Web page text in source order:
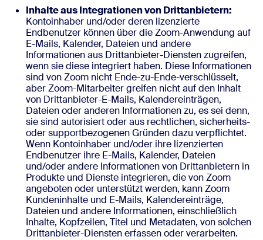
Inhalte aus Integrationen von Drittanbietern:
Kontoinhaber und/oder deren lizenzierte
Endbenutzer können über die Zoom-Anwendung auf
E-Mails, Kalender, Dateien und andere
Informationen aus Drittanbieter-Diensten zugreifen,
wenn sie diese integriert haben. Diese Informationen
sind von Zoom nicht Ende-zu-Ende-verschlüsselt,
aber Zoom-Mitarbeiter greifen nicht auf den Inhalt
von Drittanbieter-E-Mails, Kalendereinträgen,
Dateien oder anderen Informationen zu, es sei denn,
sie sind autorisiert oder aus rechtlichen, sicherheits-
oder supportbezogenen Gründen dazu verpflichtet.
Wenn Kontoinhaber und/oder ihre lizenzierten
Endbenutzer ihre E-Mails, Kalender, Dateien
und/oder andere Informationen von Drittanbietern in
Produkte und Dienste integrieren, die von Zoom
angeboten oder unterstützt werden, kann Zoom
Kundeninhalte und E-Mails, Kalendereinträge,
Dateien und andere Informationen, einschließlich
Inhalte, Kopfzeilen, Titel und Metadaten, von solchen
Drittanbieter-Diensten erfassen oder verarbeiten.